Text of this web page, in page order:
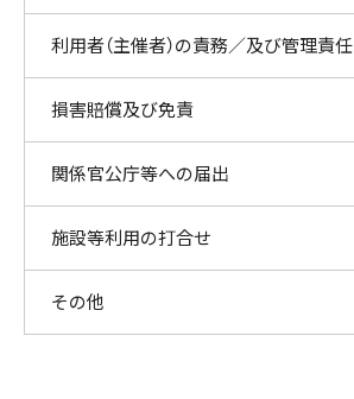
利用者（主催者）の責務／及び管理責任
損害賠償及び免責
関係官公庁等への届出
施設等利用の打合せ
その他